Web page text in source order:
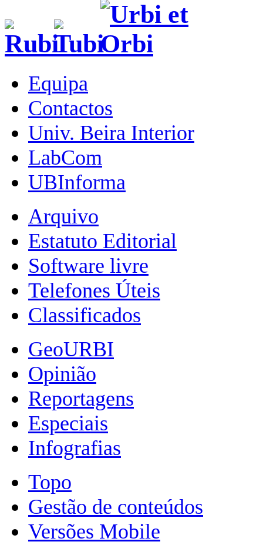
Equipa
Contactos
Univ. Beira Interior
LabCom
UBInforma
Arquivo
Estatuto Editorial
Software livre
Telefones Úteis
Classificados
GeoURBI
Opinião
Reportagens
Especiais
Infografias
Topo
Gestão de conteúdos
Versões Mobile